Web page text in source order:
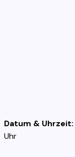
Datum & Uhrzeit:
Uhr